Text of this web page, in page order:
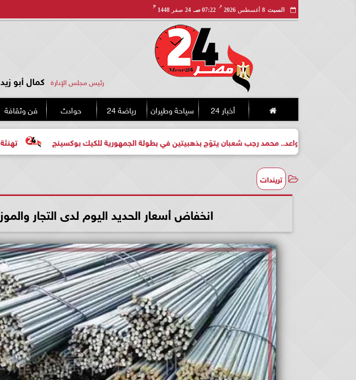
السبت 8 أغسطس 2026
مـ
07:22 صـ 24 صفر 1448
هـ
رئيس مجلس الإدارة كمال أبو زيد
أخبار 24 سياحة وطيران رياضة 24 حوادث فن وثقافة
تهنئة بالخطوبة واعد.. محمد رجب شعبان يتوّج بذهبيتين في بطولة الجمهورية للكيك بوكسينج
تريندات
انخفاض أسعار الحديد اليوم لدى التجار